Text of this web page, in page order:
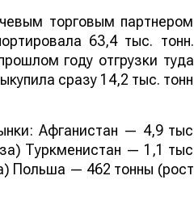
торговым партнером
63,4 тыс. тонн.
году отгрузки туда
сразу 14,2 тыс. тонн
Афганистан — 4,9 тыс
Туркменистан — 1,1 тыс
Польша — 462 тонны (рост